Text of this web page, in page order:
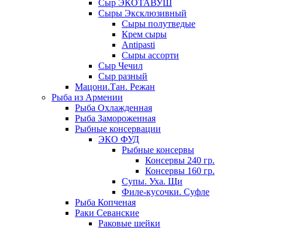
Сыр ЭКОТАВУШ
Сыры Эксклюзивный
Сыры полутведые
Крем сыры
Antipasti
Сыры ассорти
Сыр Чечил
Сыр разный
Мацони.Тан. Режан
Рыба из Армении
Рыба Охлажденная
Рыба Замороженная
Рыбные консервации
ЭКО ФУД
Рыбные консервы
Консервы 240 гр.
Консервы 160 гр.
Супы. Уха. Щи
Филе-кусочки. Суфле
Рыба Копченая
Раки Севанские
Раковые шейки